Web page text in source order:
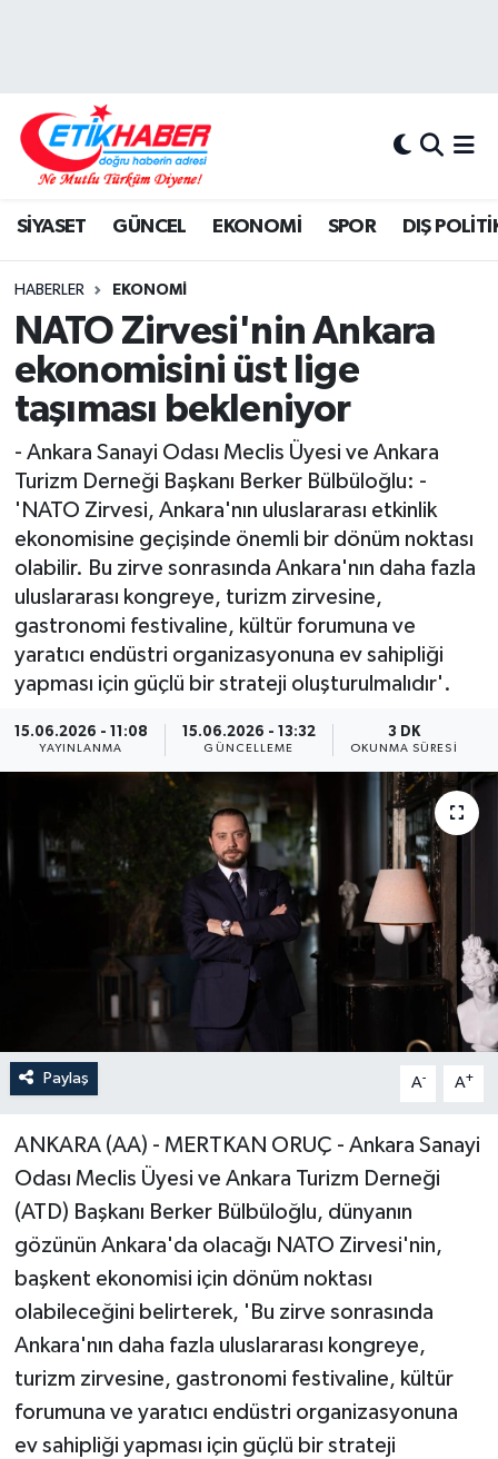
SİYASET GÜNCEL EKONOMİ SPOR DIŞ
HABERLER EKONOMİ
NATO Zirvesi'nin Ankara
ekonomisini üst lige
taşıması bekleniyor
- Ankara Sanayi Odası Meclis Üyesi ve Ankara
Turizm Derneği Başkanı Berker Bülbüloğlu: -
'NATO Zirvesi, Ankara'nın uluslararası etkinlik
ekonomisine geçişinde önemli bir dönüm noktası
olabilir. Bu zirve sonrasında Ankara'nın daha fazla
uluslararası kongreye, turizm zirvesine,
gastronomi festivaline, kültür forumuna ve
yaratıcı endüstri organizasyonuna ev sahipliği
yapması için güçlü bir strateji oluşturulmalıdır'.
15.06.2026 - 11:08
YAYINLANMA
15.06.2026 - 13:32
GÜNCELLEME
3 DK
OKUNMA SÜRESI
Paylaş A- A+
ANKARA (AA) - MERTKAN ORUÇ - Ankara Sanayi
Odası Meclis Üyesi ve Ankara Turizm Derneği
(ATD) Başkanı Berker Bülbüloğlu, dünyanın
gözünün Ankara'da olacağı NATO Zirvesi'nin,
başkent ekonomisi için dönüm noktası
olabileceğini belirterek, 'Bu zirve sonrasında
Ankara'nın daha fazla uluslararası kongreye,
turizm zirvesine, gastronomi festivaline, kültür
forumuna ve yaratıcı endüstri organizasyonuna
ev sahipliği yapması için güçlü bir strateji
DIŞ POLİTİKA
EKONOMİ
KÖŞE YAZILARI
KÜLTÜR-SANAT-MAGAZİN
MEDYA
ÖZEL HABER
RÖPORTAJLAR
SAĞLIK
YAŞAM
Hava Durumu
Süper Lig Puan Durumu ve Fikstür
Tüm Manşetler
Son Dakika Haberleri
Haber Arşivi